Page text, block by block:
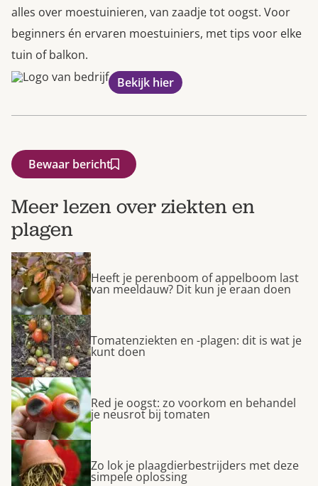
alles over moestuinieren, van zaadje tot oogst. Voor
beginners én ervaren moestuiniers, met tips voor elke
tuin of balkon.
Bekijk hier
Bewaar bericht
Meer lezen over ziekten en
plagen
Heeft je perenboom of appelboom last
van meeldauw? Dit kun je eraan doen
Tomatenziekten en -plagen: dit is wat je
kunt doen
Red je oogst: zo voorkom en behandel
je neusrot bij tomaten
Zo lok je plaagdierbestrijders met deze
simpele oplossing